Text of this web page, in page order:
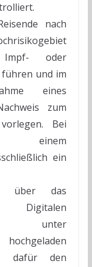
nach
oder
führen und im
eines
zum
Bei
einem
ein
über das
unter
dafür den